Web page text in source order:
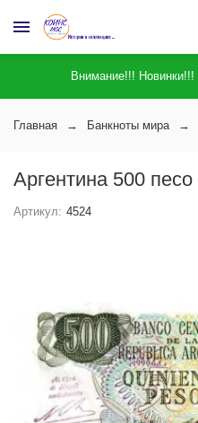
Внимание!!! Новинки!!!
Главная Банкноты мира
Аргентина 500
Артикул: 4524